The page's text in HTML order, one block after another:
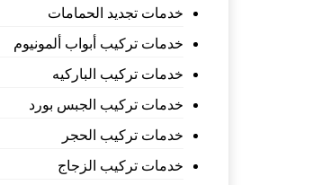
خدمات تجديد الحمامات
خدمات تركيب أبواب ألمونيوم
خدمات تركيب الباركيه
خدمات تركيب الجبس بورد
خدمات تركيب الحجر
خدمات تركيب الزجاج